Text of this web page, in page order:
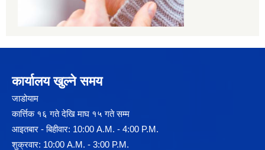
कार्यालय खुल्ने समय
जाडोयाम
कार्त्तिक १६ गते देखि माघ १५ गते सम्म
आइतबार - बिहीवार: 10:00 A.M. - 4:00 P.M.
शुक्रवार: 10:00 A.M. - 3:00 P.M.